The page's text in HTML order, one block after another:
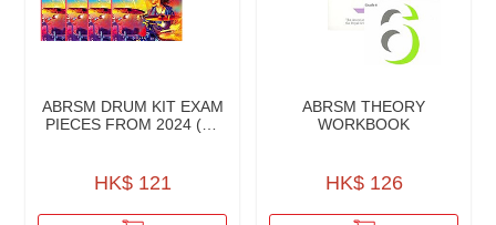
ABRSM DRUM KIT EXAM
PIECES FROM 2024 (W/
HK$ 121
ABRSM THEORY
WORKBOOK
HK$ 126